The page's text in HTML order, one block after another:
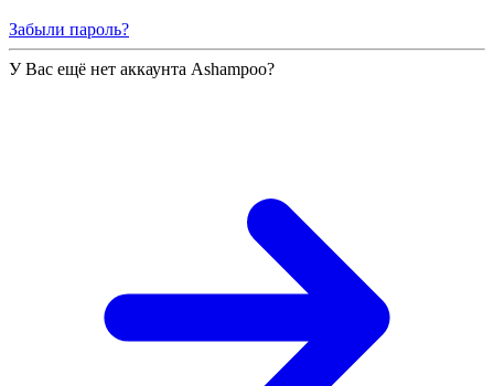
Забыли пароль?
У Вас ещё нет аккаунта Ashampoo?